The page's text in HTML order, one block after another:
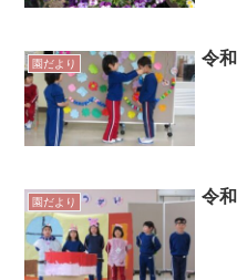
園だより 令
園だより 令